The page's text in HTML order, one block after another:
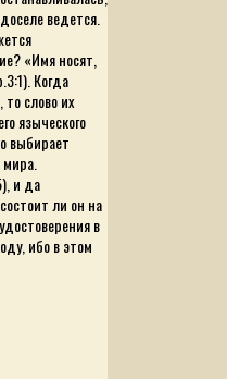
ведется.
«Имя носят,
Когда
слово их
языческого
выбирает
и да
ли он на
в
ибо в этом